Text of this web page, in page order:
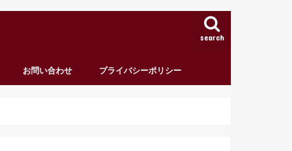
search
お問い合わせ プライバシーポリシー